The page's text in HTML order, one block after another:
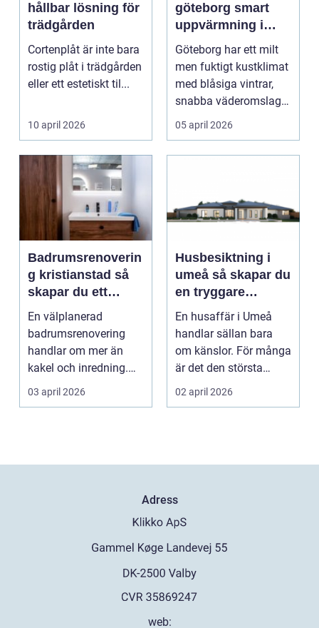
hållbar lösning för
trädgården
Cortenplåt är inte bara
rostig plåt i trädgården
eller ett estetiskt til...
10 april 2026
göteborg smart
uppvärmning i
kustklimat
Göteborg har ett milt
men fuktigt kustklimat
med blåsiga vintrar,
snabba väderomslag
och ofta hög lu...
05 april 2026
Badrumsrenoverin
g kristianstad så
skapar du ett
funktionellt och
hållbart badrum
En välplanerad
badrumsrenovering
handlar om mer än
kakel och inredning.
För många hushåll
runt Krist...
03 april 2026
Husbesiktning i
umeå så skapar du
en tryggare
bostadsaffär
En husaffär i Umeå
handlar sällan bara
om känslor. För många
är det den största
ekonomiska affären i...
02 april 2026
Adress
web: